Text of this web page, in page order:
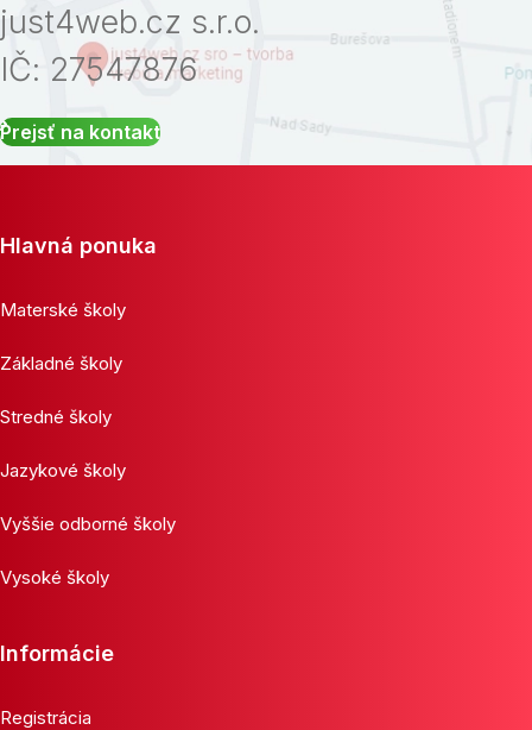
just4web.cz s.r.o.
IČ: 27547876
Prejsť na kontakt
Hlavná ponuka
Materské školy
Základné školy
Stredné školy
Jazykové školy
Vyššie odborné školy
Vysoké školy
Informácie
Registrácia